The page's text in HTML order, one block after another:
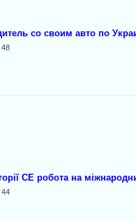
со своим авто по
CE робота на